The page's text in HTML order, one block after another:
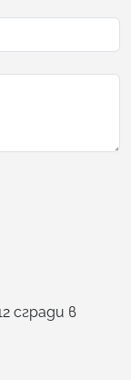
сгради в